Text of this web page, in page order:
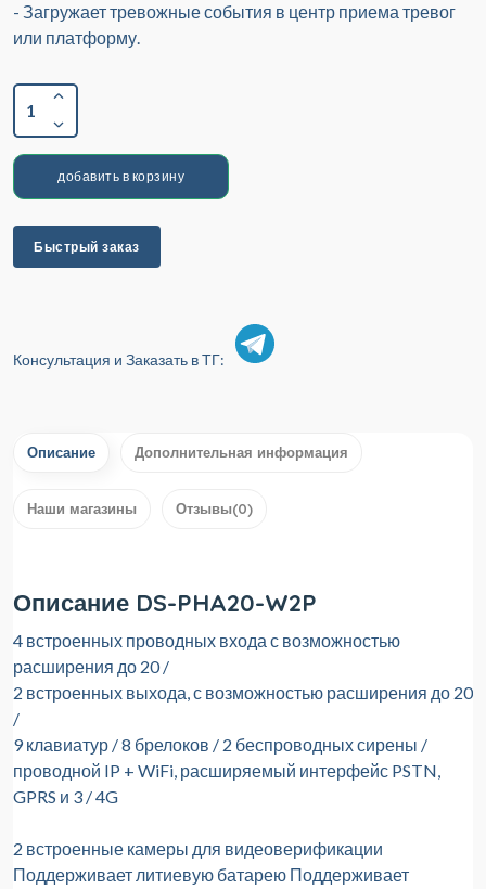
- Загружает тревожные события в центр приема тревог
или платформу.
1
добавить в корзину
Быстрый заказ
Консультация и Заказать в ТГ:
Описание Дополнительная информация
Наши магазины Отзывы(0)
Описание DS-PHA20-W2P
4 встроенных проводных входа с возможностью
расширения до 20 /
2 встроенных выхода, с возможностью расширения до 20
/
9 клавиатур / 8 брелоков / 2 беспроводных сирены /
проводной IP + WiFi, расширяемый интерфейс PSTN,
GPRS и 3 / 4G
2 встроенные камеры для видеоверификации
Поддерживает литиевую батарею Поддерживает